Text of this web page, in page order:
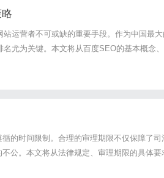
运营者不可或缺的重要手段。作为中国最大
尤为关键。本文将从百度SEO的基本概念、
升网站的百度排名。首先，了解百度SEO的
度搜索引擎的规则和算法，...
的时间限制。合理的审理期限不仅保障了司
公。本文将从法律规定、审理期限的具体要
根据我国《刑事诉讼法》的相关规定，刑事